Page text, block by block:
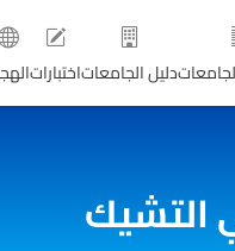
دليل الجامعاتاختبارات
التشيك